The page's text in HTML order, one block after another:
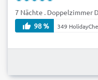
7 Nächte . Doppelzimmer
98 %
349